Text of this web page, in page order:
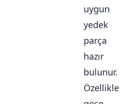
uygun
yedek
parça
hazır
bulunur.
Özellikle